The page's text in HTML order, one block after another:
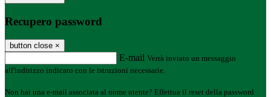
Recupero password
button close ×
E-mail Verrà inviato un messaggio
all'indirizzo indicato con le istruzioni necessarie.
Non hai una e-mail associata al nome utente? Effettua il reset della password